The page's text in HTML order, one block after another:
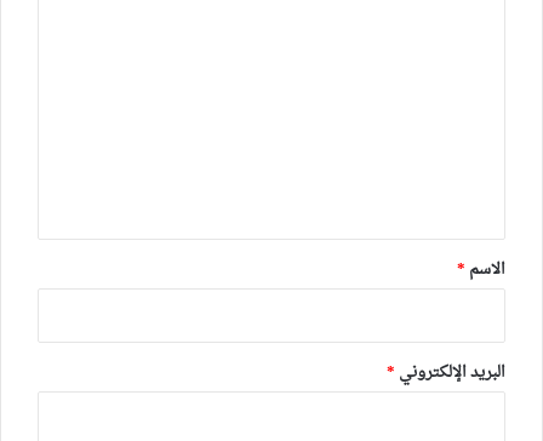
*
الاسم *
البريد الإلكتروني *